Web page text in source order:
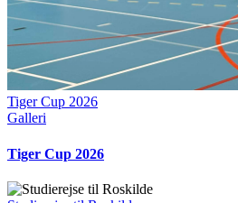
Tiger Cup 2026
Galleri
Tiger Cup 2026